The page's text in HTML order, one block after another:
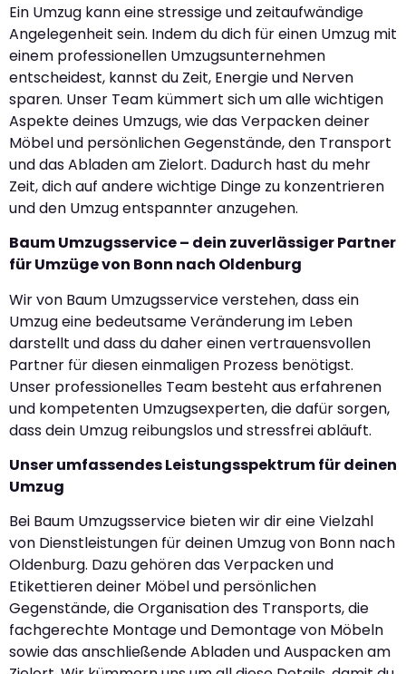
Ein Umzug kann eine stressige und zeitaufwändige
Angelegenheit sein. Indem du dich für einen Umzug mit
einem professionellen Umzugsunternehmen
entscheidest, kannst du Zeit, Energie und Nerven
sparen. Unser Team kümmert sich um alle wichtigen
Aspekte deines Umzugs, wie das Verpacken deiner
Möbel und persönlichen Gegenstände, den Transport
und das Abladen am Zielort. Dadurch hast du mehr
Zeit, dich auf andere wichtige Dinge zu konzentrieren
und den Umzug entspannter anzugehen.
Baum Umzugsservice – dein zuverlässiger Partner
für Umzüge von Bonn nach Oldenburg
Wir von Baum Umzugsservice verstehen, dass ein
Umzug eine bedeutsame Veränderung im Leben
darstellt und dass du daher einen vertrauensvollen
Partner für diesen einmaligen Prozess benötigst.
Unser professionelles Team besteht aus erfahrenen
und kompetenten Umzugsexperten, die dafür sorgen,
dass dein Umzug reibungslos und stressfrei abläuft.
Unser umfassendes Leistungsspektrum für deinen
Umzug
Bei Baum Umzugsservice bieten wir dir eine Vielzahl
von Dienstleistungen für deinen Umzug von Bonn nach
Oldenburg. Dazu gehören das Verpacken und
Etikettieren deiner Möbel und persönlichen
Gegenstände, die Organisation des Transports, die
fachgerechte Montage und Demontage von Möbeln
sowie das anschließende Abladen und Auspacken am